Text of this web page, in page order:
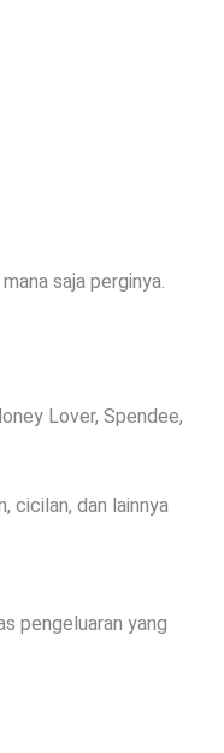
saja perginya.
Lover, Spendee,
cicilan, dan lainnya
pengeluaran yang